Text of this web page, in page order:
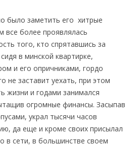
было заметить его хитрые
все более проявлялась
того, кто спрятавшись за
в минской квартирке,
и его опричниками, гордо
не заставит уехать, при этом
жизни и годами занимался
огромные финансы. Засыпав
украл тысячи часов
да еще и кроме своих присылал
в сети, в большинстве своем